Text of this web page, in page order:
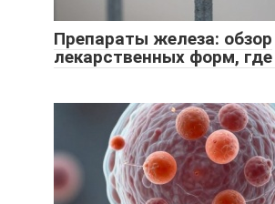
Препараты железа: обзор
лекарственных форм, где